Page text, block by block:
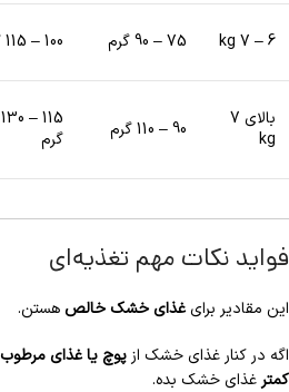
6 – 7 kg 75 – 90 گرم 100 – 115 گرم
بالای 7
kg
90 – 110 گرم
115 – 130
گرم
فواید نکات مهم تغذیه‌ای
این مقادیر برایغذای خشک خالص هستن.
اگه در کنار غذای خشک از پوچ یا غذای مرطوب
کمتر غذای خشک بده.